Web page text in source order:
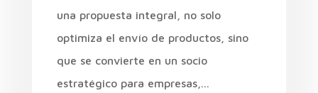
una propuesta integral, no solo
optimiza el envío de productos, sino
que se convierte en un socio
estratégico para empresas,...